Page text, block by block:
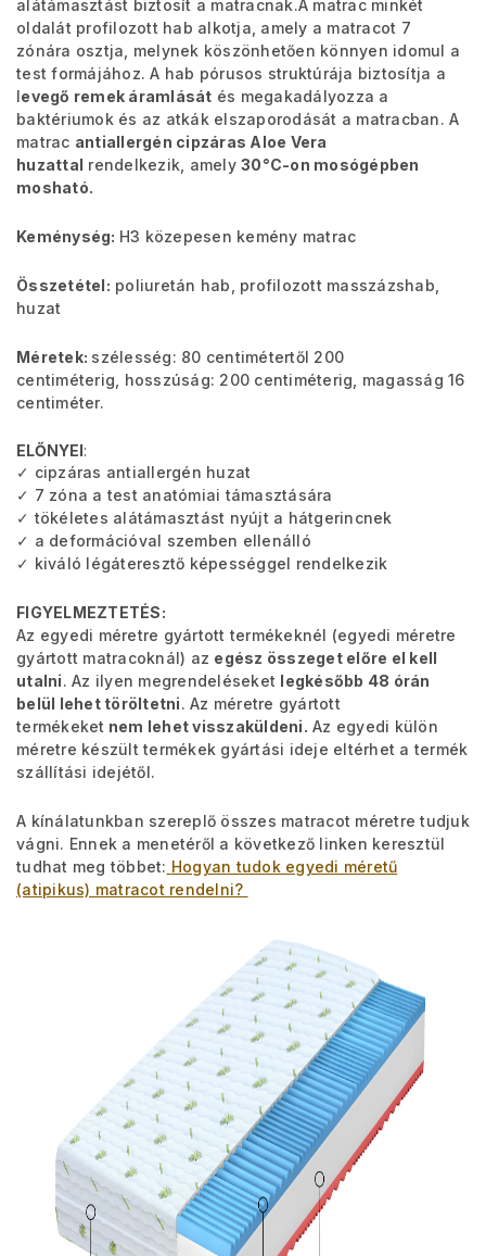
alátámasztást biztosít a matracnak.A matrac minkét
oldalát profilozott hab alkotja, amely a matracot 7
zónára osztja, melynek köszönhetően könnyen idomul a
test formájához. A hab pórusos struktúrája biztosítja a
levegő remek áramlását és megakadályozza a
baktériumok és az atkák elszaporodását a matracban. A
matrac antiallergén cipzáras Aloe Vera
huzattal rendelkezik, amely 30°C-on mosógépben
mosható.
Keménység: H3 közepesen kemény matrac
Összetétel: poliuretán hab, profilozott masszázshab,
huzat
Méretek: szélesség: 80 centimétertől 200
centiméterig, hosszúság: 200 centiméterig, magasság 16
centiméter.
ELŐNYEI:
✓ cipzáras antiallergén huzat
✓ 7 zóna a test anatómiai támasztására
✓ tökéletes alátámasztást nyújt a hátgerincnek
✓ a deformációval szemben ellenálló
✓ kiváló légáteresztő képességgel rendelkezik
FIGYELMEZTETÉS:
Az egyedi méretre gyártott termékeknél (egyedi méretre
gyártott matracoknál) az egész összeget előre el kell
utalni. Az ilyen megrendeléseket legkésőbb 48 órán
belül lehet töröltetni. Az méretre gyártott
termékeket nem lehet visszaküldeni. Az egyedi külön
méretre készült termékek gyártási ideje eltérhet a termék
szállítási idejétől.
A kínálatunkban szereplő összes matracot méretre tudjuk
vágni. Ennek a menetéről a következő linken keresztül
tudhat meg többet: Hogyan tudok egyedi méretű
(atipikus) matracot rendelni?